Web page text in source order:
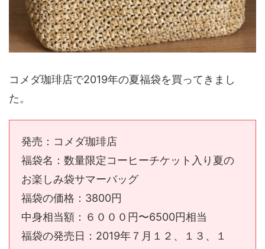
コメダ珈琲店で2019年の夏福袋を買ってきまし
た。
発売：コメダ珈琲店
福袋名：数量限定コーヒーチケット入り夏の
お楽しみ袋サマーバッグ
福袋の価格：3800円
中身相当額：６０００円〜6500円相当
福袋の発売日：2019年７月１２、１３、１